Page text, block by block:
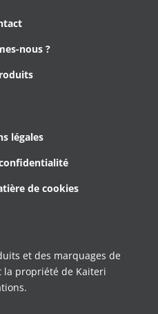
nous ?
légales
de cookies
et des marquages de
la propriété de Kaiteri